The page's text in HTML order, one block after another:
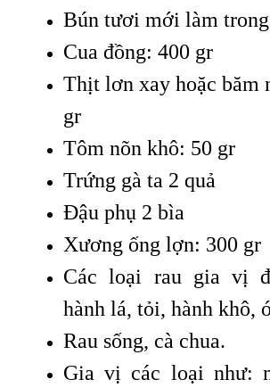
Bún tươi mới làm
Cua đồng: 400 gr
Thịt lơn xay hoặc băm
gr
Tôm nõn khô: 50 gr
Trứng gà ta 2 quả
Đậu phụ 2 bìa
Xương ống lợn: 300 gr
Các loại rau gia vị
hành lá, tỏi, hành khô,
Rau sống, cà chua.
Gia vị các loại như: